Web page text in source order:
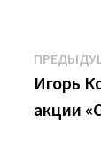
Ленском
районе"
по
Игорь
акции